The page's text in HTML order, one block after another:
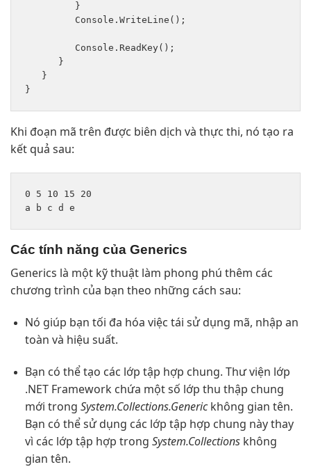
         }
         Console.WriteLine();
         Console.ReadKey();
      }
   }
Khi đoạn mã trên được biên dịch và thực thi, nó tạo ra
kết quả sau:
0 5 10 15 20
Các tính năng của Generics
Generics là một kỹ thuật làm phong phú thêm các
chương trình của bạn theo những cách sau:
Nó giúp bạn tối đa hóa việc tái sử dụng mã, nhập an
toàn và hiệu suất.
Bạn có thể tạo các lớp tập hợp chung. Thư viện lớp
.NET Framework chứa một số lớp thu thập chung
mới trong System.Collections.Generickhông gian tên.
Bạn có thể sử dụng các lớp tập hợp chung này thay
vì các lớp tập hợp trong System.Collectionskhông
gian tên.